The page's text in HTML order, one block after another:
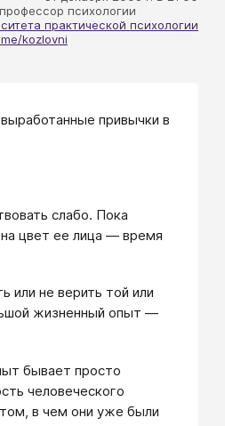
психологии
практической психологии
kozlovni
привычки в
слабо. Пока
на цвет ее лица — время
или не верить той или
жизненный опыт —
бывает просто
человеческого
в чем они уже были